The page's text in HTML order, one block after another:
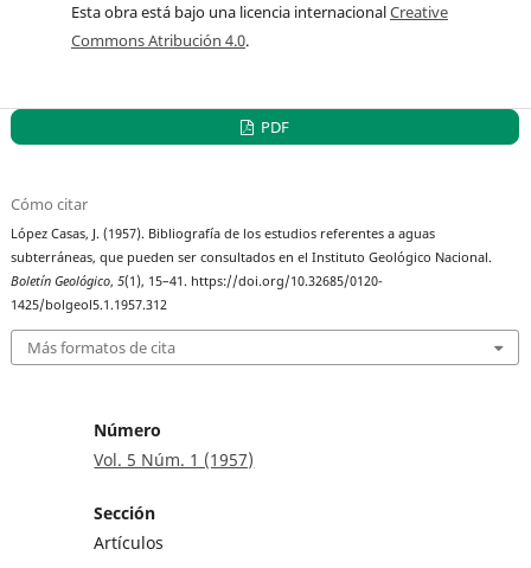
Esta obra está bajo una licencia internacionalCreative
Commons Atribución 4.0.
PDF
Cómo citar
López Casas, J. (1957). Bibliografía de los estudios referentes a aguas
subterráneas, que pueden ser consultados en el Instituto Geológico Nacional.
Boletín Geológico,5(1), 15–41. https://doi.org/10.32685/0120-
1425/bolgeol5.1.1957.312
Más formatos de cita
Número
Vol. 5 Núm. 1 (1957)
Sección
Artículos